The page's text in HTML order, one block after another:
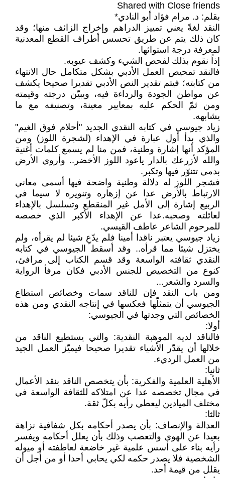
Shared with Close friends
بقلم: د. مرام فؤاد أبو النادي*
النقد لغةً يعني تمييز الدراهم وإخراج الزائف منها؛ وقد
كان ذلك يتم عن طريق تحسس أطراف القطع المعدنية
لمعرفة درجة استوائها.
إذاً نقوم بذلك لفحص الشيء وكشف عيوبه.
فالنقد تمحيص العمل الأدبي بشكل متكامل حال الانتهاء
من كتابته؛ فيتم تقدير النص الأدبي تقديرا صحيحا يكشف
عن مواطن الجودة والرداءة فيه، ويبيّن درجته وقيمته
ومن ثمّ الحكم عليه بمعايير معينة، وتصنيفه مع ما
يشابهه.
زياد جيوسي في كتابه النقدي الجديد "أحلام فوق الغيم"
والذي بدأ أول عبارة في الإهداء (لشجرة اللوز) ومن
المؤكد أنها إشارة وطنية، فمن منا لم يسمع كلمات أغنية
والله لأزرعك بالدار ياعود اللوز الأخضر.. وأروي الأرض
بدمي تتنوّر فيها وتكبر.
فشجر اللوز له دلالة وطنية واضحة فيها أسمى معاني
الارتباط بالأرض عدا عن إزهاره وتنويره لا سيما في
الربيع إشارة إلى الأمل غير المنقطع وتسلسل بالإهداء
لعائلته وصحبه.عدا عن الإهداء الأكبر الذي خصصه
للمرحوم الشاعر عاطف القيسي.
زياد جيوسي يعتبر ناقدا أمينا فلم يدّعِ شيئا لم يقرأه، ولم
يختزل شيئا مما قرأه.. وقد أسقط الجيوسي في كتابه
النقدي ثقافته الواسعة وقد قسم الكتاب إلى مرافئ،
كنوع من التخصيص للجنس الأدبي فكان مرفأ الرواية
والسرد والشعر...
ومن باب النقد فإن للناقد سمات وخصائص استطاع
الجيوسي أن يتمثلّها فعكسها في إنتاجه النقدي ومن هذه
الخصائص التي وجدتها في الجيوسي:
أولا:
فالناقد لديه الموهبة النقدية: والتي يستطيع الناقد من
خلالها أن يقدّر الأشياء تقديرا صحيحا فيميّز العمل الجيد
من العمل الرديء.
ثانيا:
الأهلية العلمية والفكرية: بأن يتخصص الناقد بنقد الأعمال
في مجال تخصصه عدا عن امتلاكه للثقافة الواسعة في
مختلف الميادين ليعطي رأيه بكلّ ثقة.
ثالثا:
العدالة والإنصاف: بأن يصدر أحكامه بكل شفافية نزاهة
بعيدا عن الهوى والتعصب وذلك بأن يعلل أحكامه ويفسر
رأيه بناء على أسس علمية غير خاضعة لعاطفته أو ميوله
الشخصية فلا يصدر حكمه لكي يحابي أحدا أو من أجل أن
يقلل من قيمة أحد.